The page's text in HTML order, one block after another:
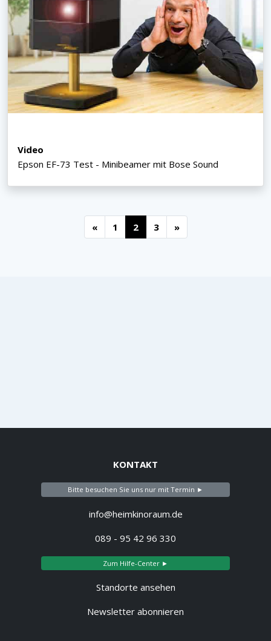
Video
Epson EF-73 Test - Minibeamer mit Bose Sound
« 1 2 3 »
KONTAKT
Bitte besuchen Sie uns nur mit Termin ►
info@heimkinoraum.de
089 - 95 42 96 330
Zum Hilfe-Center ►
Standorte ansehen
Newsletter abonnieren